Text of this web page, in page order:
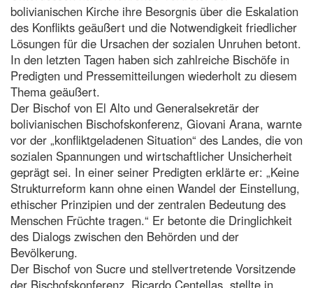
bolivianischen Kirche ihre Besorgnis über die Eskalation
des Konflikts geäußert und die Notwendigkeit friedlicher
Lösungen für die Ursachen der sozialen Unruhen betont.
In den letzten Tagen haben sich zahlreiche Bischöfe in
Predigten und Pressemitteilungen wiederholt zu diesem
Thema geäußert.
Der Bischof von El Alto und Generalsekretär der
bolivianischen Bischofskonferenz, Giovani Arana, warnte
vor der „konfliktgeladenen Situation“ des Landes, die von
sozialen Spannungen und wirtschaftlicher Unsicherheit
geprägt sei. In einer seiner Predigten erklärte er: „Keine
Strukturreform kann ohne einen Wandel der Einstellung,
ethischer Prinzipien und der zentralen Bedeutung des
Menschen Früchte tragen.“ Er betonte die Dringlichkeit
des Dialogs zwischen den Behörden und der
Bevölkerung.
Der Bischof von Sucre und stellvertretende Vorsitzende
der Bischofskonferenz, Ricardo Centellas, stellte in